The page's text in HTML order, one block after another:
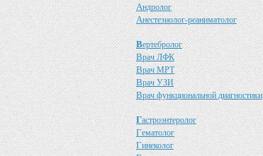
Андролог
Анестезиолог-реаниматолог
Вертебролог
Врач ЛФК
Врач МРТ
Врач УЗИ
Врач функциональной диагностики
Гастроэнтеролог
Гематолог
Гинеколог